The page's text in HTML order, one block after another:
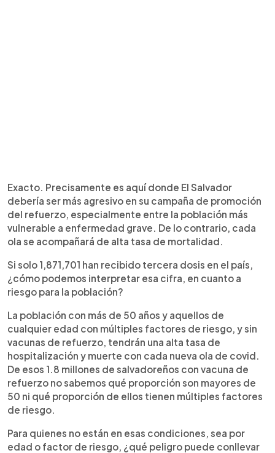
Exacto. Precisamente es aquí donde El Salvador
debería ser más agresivo en su campaña de promoción
del refuerzo, especialmente entre la población más
vulnerable a enfermedad grave. De lo contrario, cada
ola se acompañará de alta tasa de mortalidad.
Si solo 1,871,701 han recibido tercera dosis en el país,
¿cómo podemos interpretar esa cifra, en cuanto a
riesgo para la población?
La población con más de 50 años y aquellos de
cualquier edad con múltiples factores de riesgo, y sin
vacunas de refuerzo, tendrán una alta tasa de
hospitalización y muerte con cada nueva ola de covid.
De esos 1.8 millones de salvadoreños con vacuna de
refuerzo no sabemos qué proporción son mayores de
50 ni qué proporción de ellos tienen múltiples factores
de riesgo.
Para quienes no están en esas condiciones, sea por
edad o factor de riesgo, ¿qué peligro puede conllevar